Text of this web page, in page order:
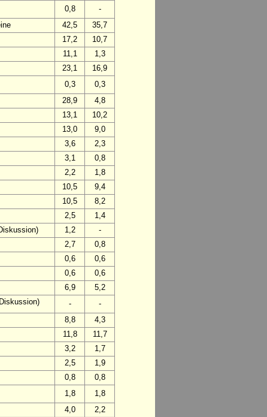
0,8
-
42,5
35,7
17,2
10,7
11,1
1,3
23,1
16,9
0,3
0,3
28,9
4,8
13,1
10,2
13,0
9,0
3,6
2,3
3,1
0,8
2,2
1,8
10,5
9,4
10,5
8,2
2,5
1,4
1,2
-
2,7
0,8
0,6
0,6
0,6
0,6
6,9
5,2
-
-
8,8
4,3
11,8
11,7
3,2
1,7
2,5
1,9
0,8
0,8
1,8
1,8
4,0
2,2